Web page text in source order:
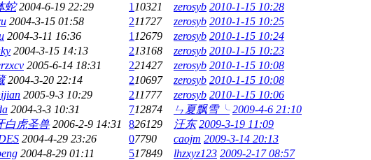
蛇 2004-6-19 22:29 1 10321 zerosyb 2010-1-15 10:28
2004-3-15 01:58 211727 zerosyb 2010-1-15 10:25
2004-3-11 16:36 1 12679 zerosyb 2010-1-15 10:24
2004-3-15 14:13 213168 zerosyb 2010-1-15 10:23
2005-6-14 18:31 221427 zerosyb 2010-1-15 10:08
2004-3-20 22:14 210697 zerosyb 2010-1-15 10:08
2005-9-3 10:29 211777 zerosyb 2010-1-15 10:06
2004-3-3 10:31 712874 ㄣ夏飘雪╰ 2009-4-6 21:10
白虎圣兽 2006-2-9 14:31 826129 汪东 2009-3-19 11:09
2004-4-29 23:26 07790 caojm 2009-3-14 20:13
2004-8-29 01:11 517849 lhzxyz123 2009-2-17 08:57